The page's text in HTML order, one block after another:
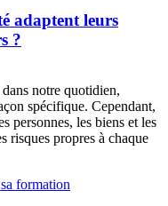
adaptent leurs
?
notre quotidien,
spécifique. Cependant,
personnes, les biens et les
risques propres à chaque